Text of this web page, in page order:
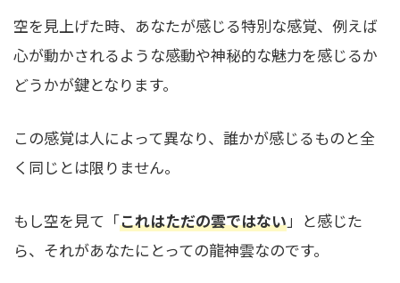
空を見上げた時、あなたが感じる特別な感覚、例えば
心が動かされるような感動や神秘的な魅力を感じるか
どうかが鍵となります。
この感覚は人によって異なり、誰かが感じるものと全
く同じとは限りません。
もし空を見て「これはただの雲ではない」と感じた
ら、それがあなたにとっての龍神雲なのです。